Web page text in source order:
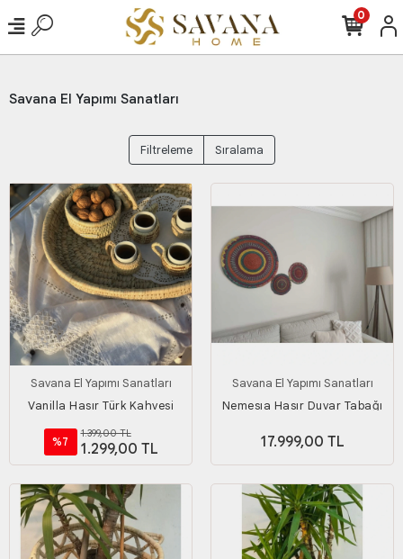
0
Savana El Yapımı Sanatları
Filtreleme Sıralama
Savana El Yapımı Sanatları
Vanilla Hasır Türk Kahvesi
Bardağı (6 parça) _ 6'lı set
%7
1.399,00 TL
1.299,00 TL
Savana El Yapımı Sanatları
Nemesıa Hasır Duvar Tabağı
30 cm)
17.999,00 TL